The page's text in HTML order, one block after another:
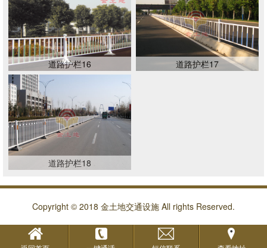
道路护栏16 道路护栏17
道路护栏18
Copyright © 2018 金土地交通设施 All rights Reserved.